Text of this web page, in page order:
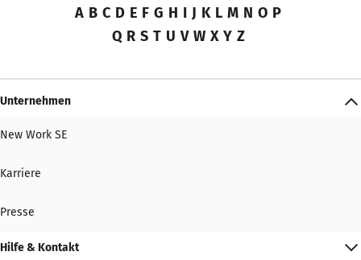
A B C D E F G H I J K L M N O P
Q R S T U V W X Y Z
Unternehmen
New Work SE
Karriere
Presse
Hilfe & Kontakt